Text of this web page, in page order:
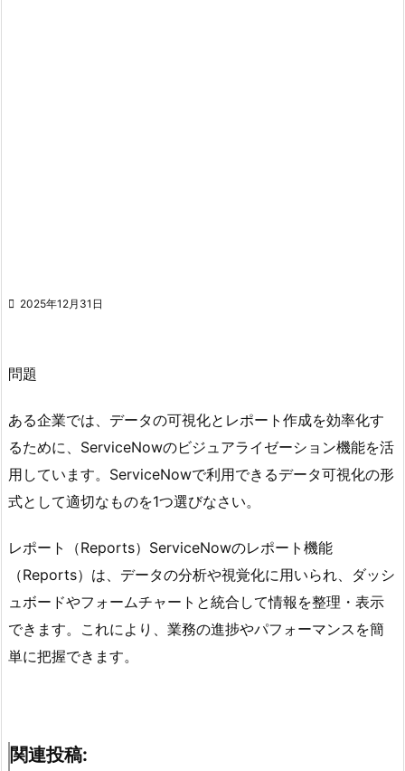
 2025年12月31日
問題
ある企業では、データの可視化とレポート作成を効率化す
るために、ServiceNowのビジュアライゼーション機能を活
用しています。ServiceNowで利用できるデータ可視化の形
式として適切なものを1つ選びなさい。
レポート（Reports）ServiceNowのレポート機能
（Reports）は、データの分析や視覚化に用いられ、ダッシ
ュボードやフォームチャートと統合して情報を整理・表示
できます。これにより、業務の進捗やパフォーマンスを簡
単に把握できます。
関連投稿: